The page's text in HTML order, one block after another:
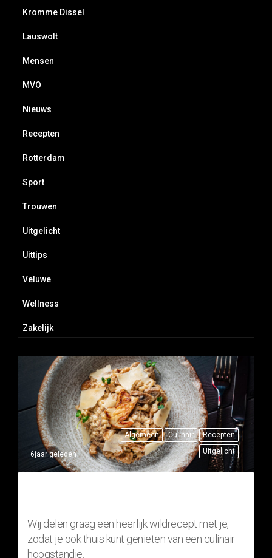
Kromme Dissel
Lauswolt
Mensen
MVO
Nieuws
Recepten
Rotterdam
Sport
Trouwen
Uitgelicht
Uittips
Veluwe
Wellness
Zakelijk
Algemeen Culinair
Recepten
Uitgelicht
6jaar geleden
Wij delen graag een heerlijk wildrecept met je,
zodat je ook thuis kunt genieten van een culinair
hoogstandje.